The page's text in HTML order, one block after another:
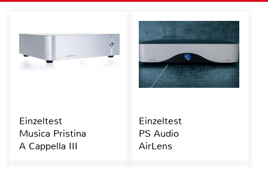
Einzeltest
Musica Pristina
A Cappella III
Einzeltest
PS Audio
AirLens